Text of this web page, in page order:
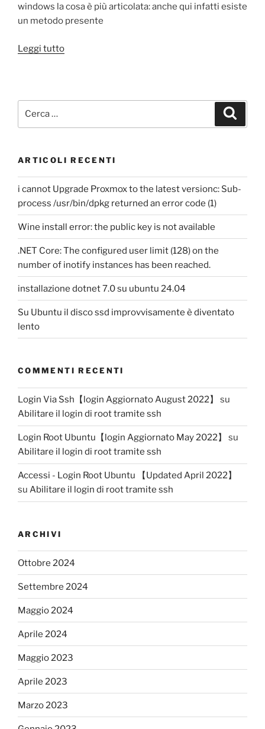
windows la cosa è più articolata: anche qui infatti esiste
un metodo presente
Leggi tutto“Cambio
ARTICOLI RECENTI
i cannot Upgrade Proxmox to the latest versionc: Sub-
process /usr/bin/dpkg returned an error code (1)
Wine install error: the public key is not available
.NET Core: The configured user limit (128) on the
number of inotify instances has been reached.
installazione dotnet 7.0 su ubuntu 24.04
Su Ubuntu il disco ssd improvvisamente è diventato
lento
COMMENTI RECENTI
Login Via Ssh【login Aggiornato August 2022】
su
Abilitare il login di root tramite ssh
Login Root Ubuntu【login Aggiornato May 2022】
su
Abilitare il login di root tramite ssh
Accessi - Login Root Ubuntu 【Updated April 2022】
su Abilitare il login di root tramite ssh
ARCHIVI
Ottobre 2024
Settembre 2024
Maggio 2024
Aprile 2024
Maggio 2023
Aprile 2023
Marzo 2023